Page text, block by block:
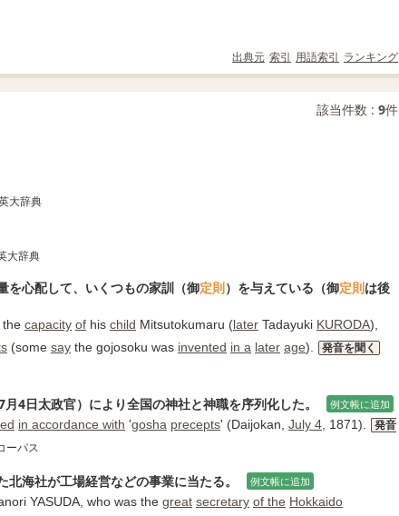
出典元 索引 用語索引 ランキング
該当件数 : 9件
大辞典
大辞典
を心配して、いくつもの家訓（御定則）を与えている（御定則は後
the capacity of his child Mitsutokumaru (later Tadayuki KURODA),
(some say the gojosoku was invented in a later age).
発音を聞く
月4日太政官）により全国の神社と神職を序列化した。 例文帳に追加
in accordance with 'gosha precepts' (Daijokan, July 4 , 1871).
発音
ーパス
北海社が工場経営などの事業に当たる。 例文帳に追加
YASUDA, who was the great secretary of the Hokkaido